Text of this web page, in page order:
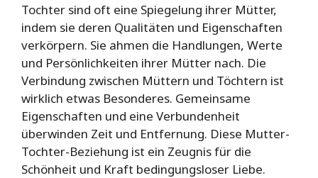
Tochter sind oft eine Spiegelung ihrer Mütter,
indem sie deren Qualitäten und Eigenschaften
verkörpern. Sie ahmen die Handlungen, Werte
und Persönlichkeiten ihrer Mütter nach. Die
Verbindung zwischen Müttern und Töchtern ist
wirklich etwas Besonderes. Gemeinsame
Eigenschaften und eine Verbundenheit
überwinden Zeit und Entfernung. Diese Mutter-
Tochter-Beziehung ist ein Zeugnis für die
Schönheit und Kraft bedingungsloser Liebe.